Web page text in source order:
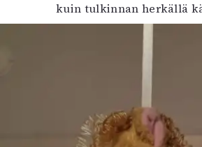
kuin tulkinnan herkällä